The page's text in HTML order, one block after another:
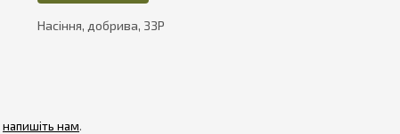
Насіння, добрива, ЗЗР
напишіть нам.